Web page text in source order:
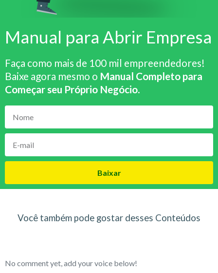
Manual para Abrir Empresa
Faça como mais de 100 mil empreendedores!
Baixe agora mesmo o Manual Completo para
Começar seu Próprio Negócio.
Baixar
Você também pode gostar desses Conteúdos
No comment yet, add your voice below!